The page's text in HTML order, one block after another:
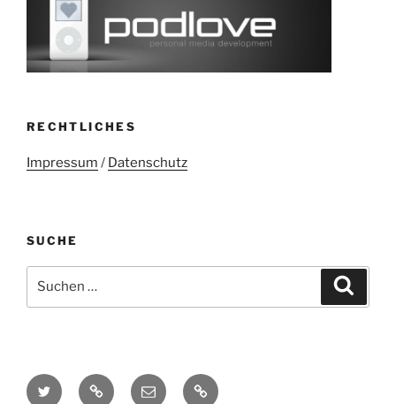
RECHTLICHES
Impressum / Datenschutz
SUCHE
nach:
Twitter Mastodon
E-
Kontakt